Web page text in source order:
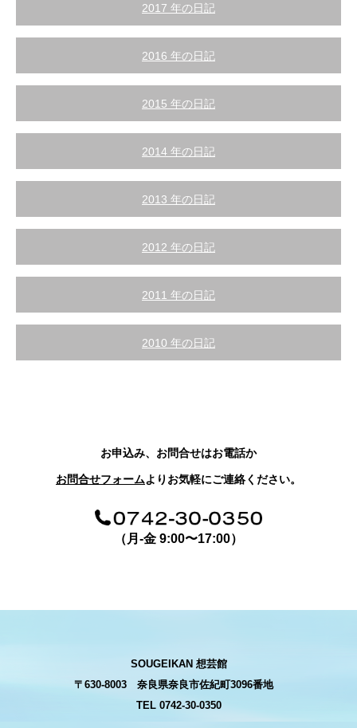
2017 年の日記
2016 年の日記
2015 年の日記
2014 年の日記
2013 年の日記
2012 年の日記
2011 年の日記
2010 年の日記
お申込み、お問合せはお電話か
お問合せフォームよりお気軽にご連絡ください。
（月-金 9:00〜17:00）
SOUGEIKAN 想芸館
〒630-8003 奈良県奈良市佐紀町3096番地
TEL 0742-30-0350